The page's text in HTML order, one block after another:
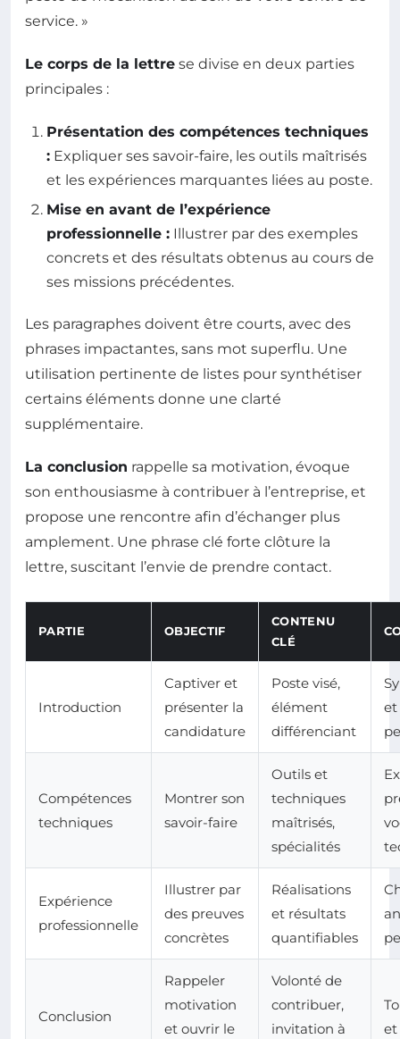
service. »
Le corps de la lettre se divise en deux parties
principales :
Présentation des compétences techniques
: Expliquer ses savoir-faire, les outils maîtrisés
et les expériences marquantes liées au poste.
Mise en avant de l’expérience
professionnelle : Illustrer par des exemples
concrets et des résultats obtenus au cours de
ses missions précédentes.
Les paragraphes doivent être courts, avec des
phrases impactantes, sans mot superflu. Une
utilisation pertinente de listes pour synthétiser
certains éléments donne une clarté
supplémentaire.
La conclusion rappelle sa motivation, évoque
son enthousiasme à contribuer à l’entreprise, et
propose une rencontre afin d’échanger plus
amplement. Une phrase clé forte clôture la
lettre, suscitant l’envie de prendre contact.
PARTIE OBJECTIF
CONTENU
CLÉ
Introduction
Captiver et
présenter la
candidature
Poste visé,
élément
différenciant
et
Compétences
techniques
Montrer son
savoir-faire
Outils et
techniques
maîtrisés,
spécialités
Expérience
professionnelle
Illustrer par
des preuves
concrètes
Réalisations
et résultats
quantifiables
Conclusion
Rappeler
motivation
et ouvrir le
Volonté de
contribuer,
invitation à
et